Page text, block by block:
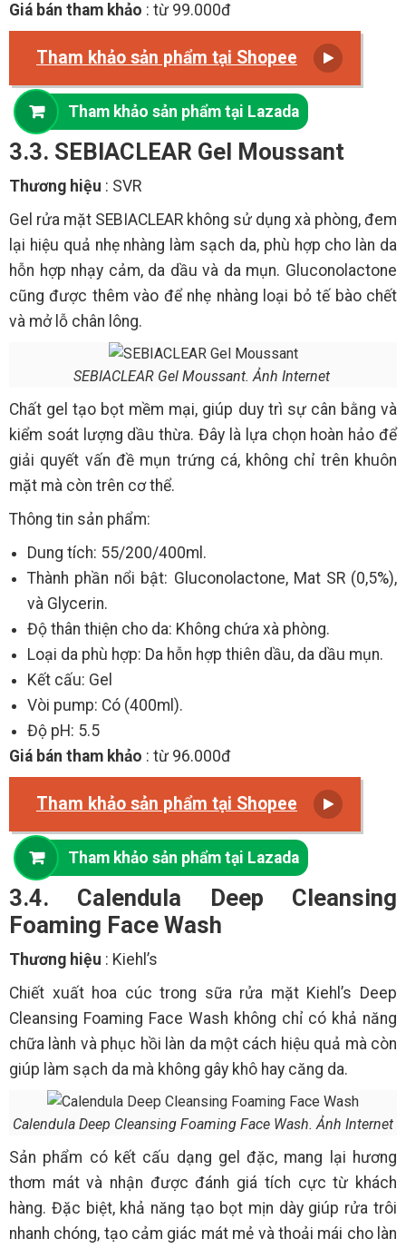
Giá bán tham khảo : từ 99.000đ
Tham khảo sản phẩm tại Shopee
Tham khảo sản phẩm tại Lazada
3.3. SEBIACLEAR Gel Moussant
Thương hiệu : SVR
Gel rửa mặt SEBIACLEAR không sử dụng xà phòng, đem
lại hiệu quả nhẹ nhàng làm sạch da, phù hợp cho làn da
hỗn hợp nhạy cảm, da dầu và da mụn. Gluconolactone
cũng được thêm vào để nhẹ nhàng loại bỏ tế bào chết
và mở lỗ chân lông.
SEBIACLEAR Gel Moussant. Ảnh Internet
Chất gel tạo bọt mềm mại, giúp duy trì sự cân bằng và
kiểm soát lượng dầu thừa. Đây là lựa chọn hoàn hảo để
giải quyết vấn đề mụn trứng cá, không chỉ trên khuôn
mặt mà còn trên cơ thể.
Thông tin sản phẩm:
Dung tích: 55/200/400ml.
Thành phần nổi bật: Gluconolactone, Mat SR (0,5%),
và Glycerin.
Độ thân thiện cho da: Không chứa xà phòng.
Loại da phù hợp: Da hỗn hợp thiên dầu, da dầu mụn.
Kết cấu: Gel
Vòi pump: Có (400ml).
Độ pH: 5.5
Giá bán tham khảo : từ 96.000đ
Tham khảo sản phẩm tại Shopee
Tham khảo sản phẩm tại Lazada
3.4. Calendula Deep Cleansing
Foaming Face Wash
Thương hiệu : Kiehl’s
Chiết xuất hoa cúc trong sữa rửa mặt Kiehl’s Deep
Cleansing Foaming Face Wash không chỉ có khả năng
chữa lành và phục hồi làn da một cách hiệu quả mà còn
giúp làm sạch da mà không gây khô hay căng da.
Calendula Deep Cleansing Foaming Face Wash. Ảnh Internet
Sản phẩm có kết cấu dạng gel đặc, mang lại hương
thơm mát và nhận được đánh giá tích cực từ khách
hàng. Đặc biệt, khả năng tạo bọt mịn dày giúp rửa trôi
nhanh chóng, tạo cảm giác mát mẻ và thoải mái cho làn